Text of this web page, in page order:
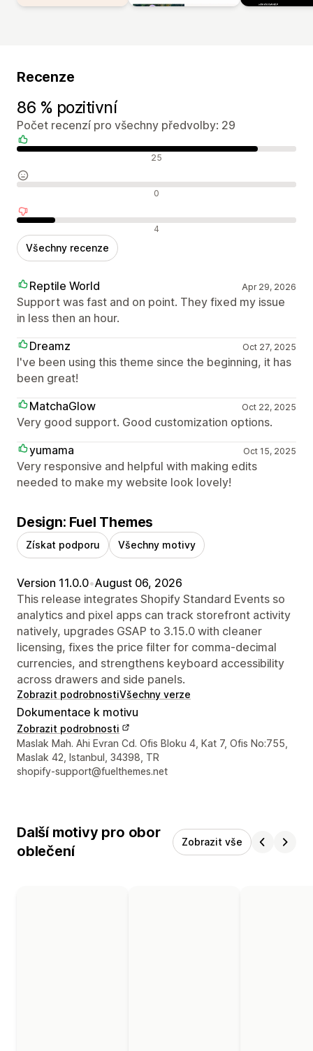
Recenze
86 % pozitivní
Počet recenzí pro všechny předvolby: 29
Pozitivní recenze 25
Neutrální recenze 0
Negativní recenze 4
Všechny recenze
Reptile World Apr 29, 2026
Support was fast and on point. They fixed my issue
in less then an hour.
Dreamz
Oct 27, 2025
I've been using this theme since the beginning, it has
been great!
MatchaGlow
Oct 22, 2025
Very good support. Good customization options.
yumama
Oct 15, 2025
Very responsive and helpful with making edits
needed to make my website look lovely!
Design: Fuel Themes
Získat podporu Všechny motivy
Version 11.0.0•August 06, 2026
This release integrates Shopify Standard Events so
analytics and pixel apps can track storefront activity
natively, upgrades GSAP to 3.15.0 with cleaner
licensing, fixes the price filter for comma-decimal
currencies, and strengthens keyboard accessibility
across drawers and side panels.
Zobrazit podrobnostiVšechny verze
Dokumentace k motivu
Zobrazit podrobnosti
Kontaktní údaje designéra
Maslak Mah. Ahi Evran Cd. Ofis Bloku 4, Kat 7, Ofis No:755,
Maslak 42, Istanbul, 34398, TR
shopify-support@fuelthemes.net
Další motivy pro obor
oblečení
Zobrazit vše